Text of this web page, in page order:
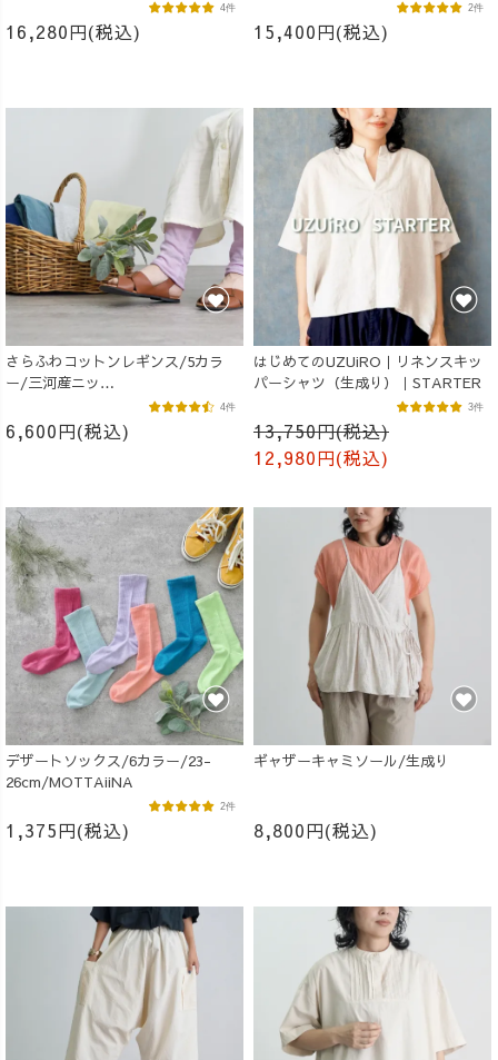
16,280円(税込)
4件
15,400円(税込)
2件
さらふわコットンレギンス/5カラ
ー/三河産ニッ
ト/MOTTAiiNA/2026
6,600円(税込)
4件
はじめてのUZUiRO｜リネンスキッ
パーシャツ（生成り）｜STARTER
13,750円(税込)
12,980円(税込)
3件
デザートソックス/6カラー/23-
26cm/MOTTAiiNA
1,375円(税込)
2件
ギャザーキャミソール/生成り
8,800円(税込)